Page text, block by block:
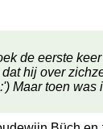
de eerste
hij over
Maar toen was